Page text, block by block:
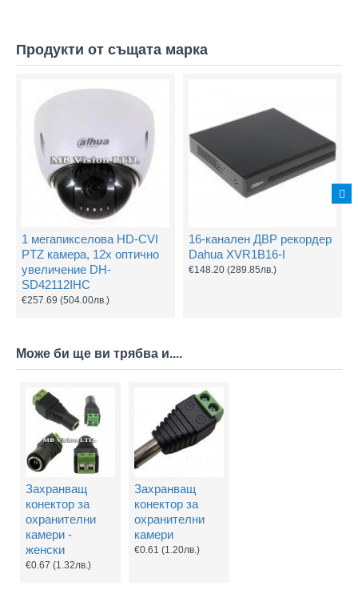
Продукти от същата марка
1 мегапикселова HD-CVI
PTZ камера, 12х оптично
увеличение DH-
SD42112IHC
€257.69 (504.00лв.)
16-канален ДВР рекордер
Dahua XVR1B16-I
€148.20 (289.85лв.)
Може би ще ви трябва и....
Захранващ
конектор за
охранителни
камери -
женски
€0.67 (1.32лв.)
Захранващ
конектор за
охранителни
камери
€0.61 (1.20лв.)